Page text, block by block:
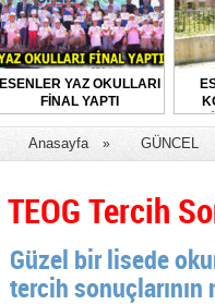
ESENLER YAZ OKULLARI
FİNAL YAPTI
Anasayfa » GÜNCEL
TEOG Tercih
Güzel bir lisede
tercih sonuçlarının